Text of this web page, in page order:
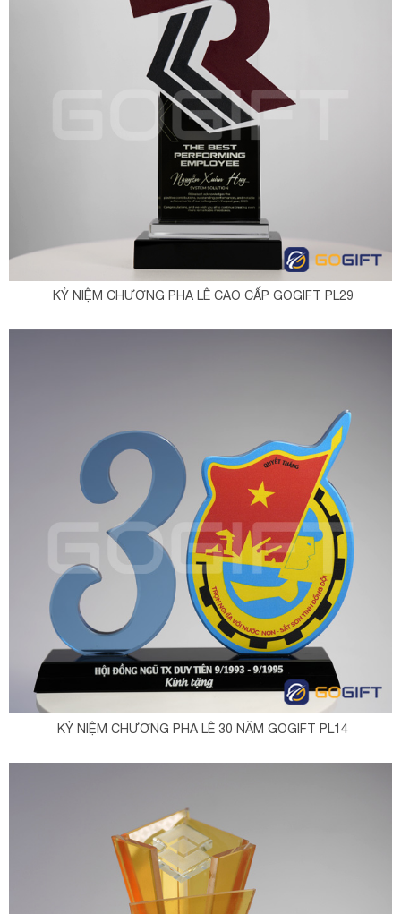
KỶ NIỆM CHƯƠNG PHA LÊ CAO CẤP GOGIFT PL29
KỶ NIỆM CHƯƠNG PHA LÊ 30 NĂM GOGIFT PL14